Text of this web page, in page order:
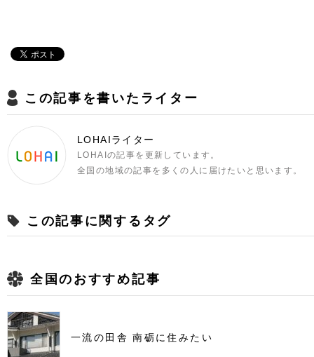
この記事を書いたライター
LOHAIライター
LOHAIの記事を更新しています。
全国の地域の記事を多くの人に届けたいと思います。
この記事に関するタグ
全国のおすすめ記事
一流の田舎 南砺に住みたい